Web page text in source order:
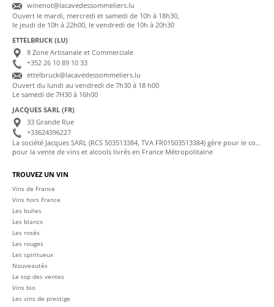
winenot@lacavedessommeliers.lu
Ouvert le mardi, mercredi et samedi de 10h à 18h30,
le jeudi de 10h à 22h00, le vendredi de 10h à 20h30
ETTELBRUCK (LU)
8 Zone Artisanale et Commerciale
+352 26 10 89 10 33
ettelbruck@lacavedessommeliers.lu
Ouvert du lundi au vendredi de 7h30 à 18 h00
Le samedi de 7H30 à 16h00
JACQUES SARL (FR)
33 Grande Rue
+33624396227
La société Jacques SARL (RCS 503513384, TVA FR01503513384) gère pour le compte de La Cave des Sommeliers les transactions bancaires et la facturation
pour la vente de vins et alcools livrés en France Métropolitaine
TROUVEZ UN VIN
Vins de France
Vins hors France
Les bulles
Les blancs
Les rosés
Les rouges
Les spiritueux
Nouveautés
Le top des ventes
Vins bio
Les vins de prestige